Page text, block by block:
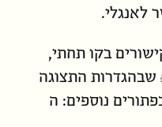
לאנגלי.
בקו תחתי,
שבהגדרות התצוגה
נוספים: ה